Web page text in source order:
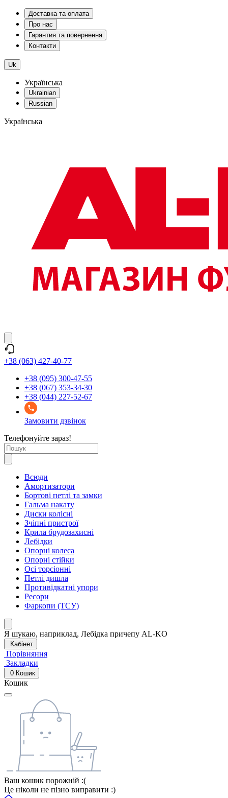
Доставка та оплата
Про нас
Гарантия та повернення
Контакти
Uk
Українська
Ukrainian
Russian
Українська
+38 (063) 427-40-77
+38 (095) 300-47-55
+38 (067) 353-34-30
+38 (044) 227-52-67
Замовити дзвінок
Телефонуйте зараз!
Всюди
Амортизатори
Бортові петлі та замки
Гальма накату
Диски колісні
Зчіпні пристрої
Крила брудозахисні
Лебідки
Опорні колеса
Опорні стійки
Осі торсіонні
Петлі дишла
Противідкатні упори
Ресори
Фаркопи (ТСУ)
Я шукаю, наприклад, Лебідка причепу AL-KO
Кабінет
Порівняння
Закладки
0 Кошик
Кошик
Ваш кошик порожній :(
Це ніколи не пізно виправити :)